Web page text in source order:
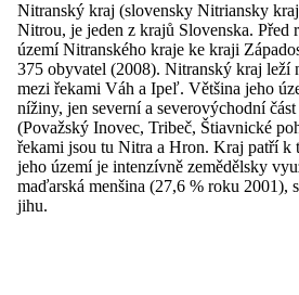
Nitranský kraj (slovensky Nitriansky
Nitrou, je jeden z krajů Slovenska. Před
území Nitranského kraje ke kraji
375 obyvatel (2008). Nitranský kraj leží
mezi řekami Váh a Ipeľ. Většina jeho
nížiny, jen severní a severovýchodní
(Považský Inovec, Tribeč, Štiavnické
řekami jsou tu Nitra a Hron. Kraj patří k
jeho území je intenzívně zemědělsky
maďarská menšina (27,6 % roku 2001),
jihu.